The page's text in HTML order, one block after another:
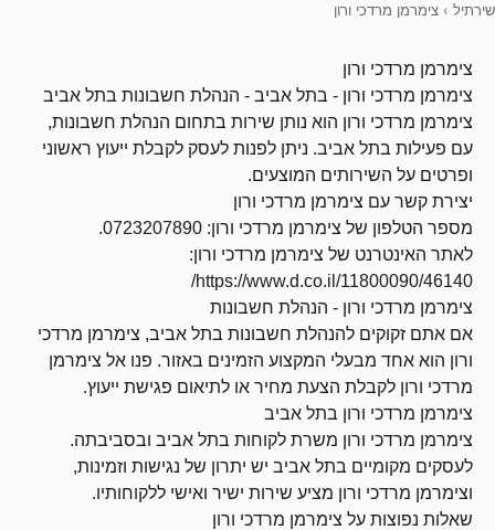
שירתיל › צימרמן מרדכי ורון
צימרמן מרדכי ורון
צימרמן מרדכי ורון - בתל אביב - הנהלת חשבונות בתל אביב
צימרמן מרדכי ורון הוא נותן שירות בתחום הנהלת חשבונות,
עם פעילות בתל אביב. ניתן לפנות לעסק לקבלת ייעוץ ראשוני
ופרטים על השירותים המוצעים.
יצירת קשר עם צימרמן מרדכי ורון
מספר הטלפון של צימרמן מרדכי ורון: 0723207890.
לאתר האינטרנט של צימרמן מרדכי ורון:
https://www.d.co.il/11800090/46140/
צימרמן מרדכי ורון - הנהלת חשבונות
אם אתם זקוקים להנהלת חשבונות בתל אביב, צימרמן מרדכי
ורון הוא אחד מבעלי המקצוע הזמינים באזור. פנו אל צימרמן
מרדכי ורון לקבלת הצעת מחיר או לתיאום פגישת ייעוץ.
צימרמן מרדכי ורון בתל אביב
צימרמן מרדכי ורון משרת לקוחות בתל אביב ובסביבתה.
לעסקים מקומיים בתל אביב יש יתרון של נגישות וזמינות,
וצימרמן מרדכי ורון מציע שירות ישיר ואישי ללקוחותיו.
שאלות נפוצות על צימרמן מרדכי ורון